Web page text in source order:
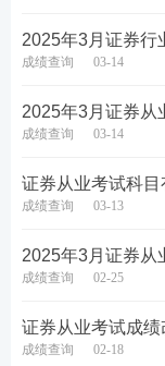
🤫悄悄告诉你，
2025年3月证券行
成绩查询 03-14
2025年3月证券从
成绩查询 03-14
证券从业考试科目
成绩查询 03-13
2025年3月证券从
成绩查询 02-25
证券从业考试成绩
成绩查询 02-18